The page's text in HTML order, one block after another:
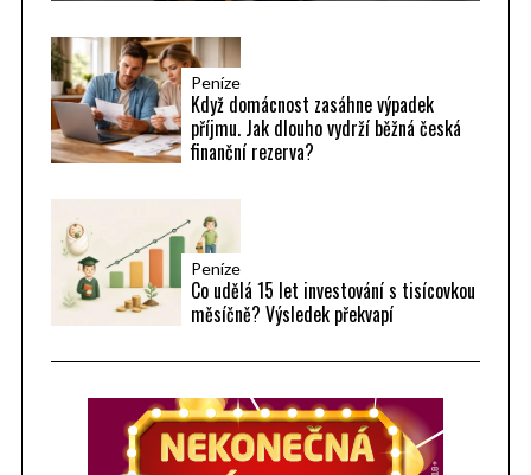
Peníze
Když domácnost zasáhne výpadek
příjmu. Jak dlouho vydrží běžná česká
finanční rezerva?
Peníze
Co udělá 15 let investování s tisícovkou
měsíčně? Výsledek překvapí